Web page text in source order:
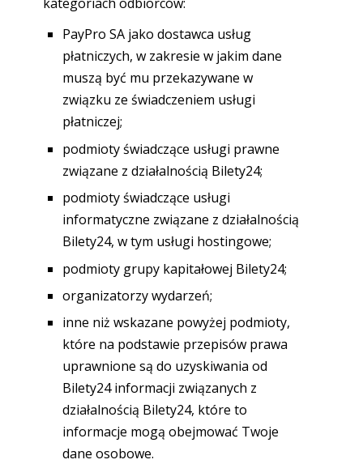
PayPro SA jako dostawca usług
płatniczych, w zakresie w jakim dane
muszą być mu przekazywane w
związku ze świadczeniem usługi
płatniczej;
podmioty świadczące usługi prawne
związane z działalnością Bilety24;
podmioty świadczące usługi
informatyczne związane z działalnością
Bilety24, w tym usługi hostingowe;
podmioty grupy kapitałowej Bilety24;
organizatorzy wydarzeń;
inne niż wskazane powyżej podmioty,
które na podstawie przepisów prawa
uprawnione są do uzyskiwania od
Bilety24 informacji związanych z
działalnością Bilety24, które to
informacje mogą obejmować Twoje
dane osobowe.